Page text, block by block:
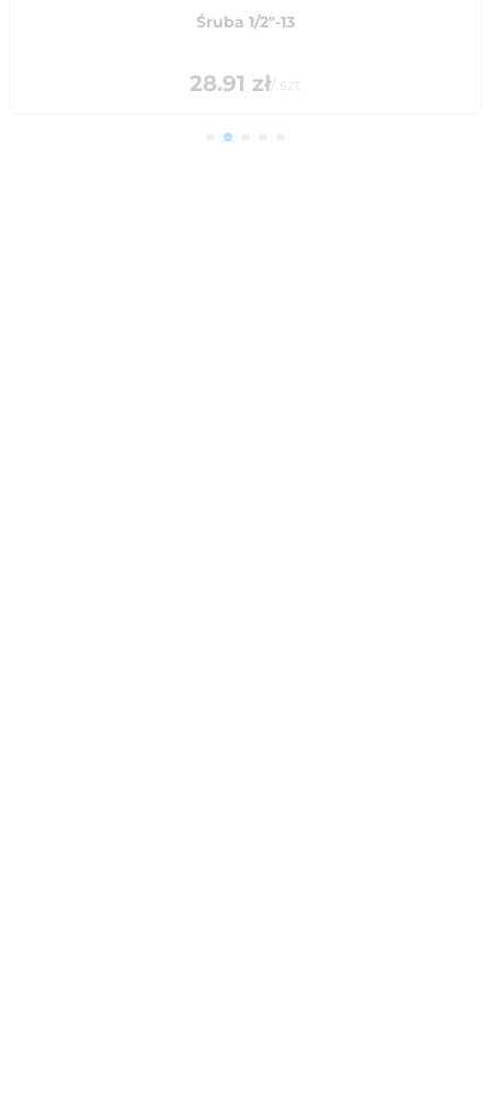
Śruba 1/2"-13
28.91 zł/ szt